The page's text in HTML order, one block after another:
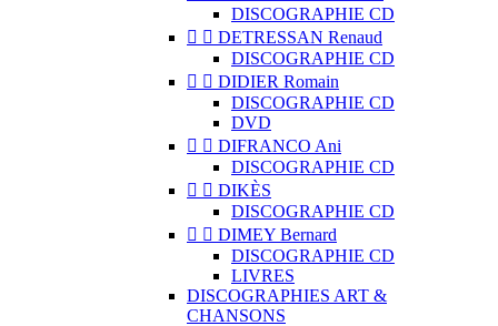
DISCOGRAPHIE CD
  DETRESSAN Renaud
DISCOGRAPHIE CD
  DIDIER Romain
DISCOGRAPHIE CD
DVD
  DIFRANCO Ani
DISCOGRAPHIE CD
  DIKÈS
DISCOGRAPHIE CD
  DIMEY Bernard
DISCOGRAPHIE CD
LIVRES
DISCOGRAPHIES ART &
CHANSONS